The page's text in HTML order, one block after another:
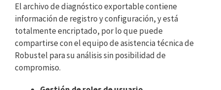
El archivo de diagnóstico exportable contiene
información de registro y configuración, y está
totalmente encriptado, por lo que puede
compartirse con el equipo de asistencia técnica de
Robustel para su análisis sin posibilidad de
compromiso.